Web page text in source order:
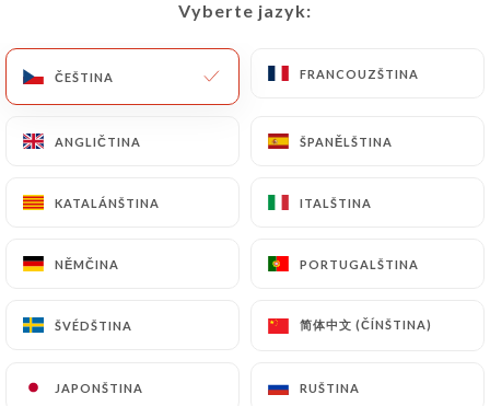
Vyberte jazyk:
ČEŠTINA FRANCOUZŠTINA
ANGLIČTINA ŠPANĚLŠTINA
KATALÁNŠTINA ITALŠTINA
NĚMČINA PORTUGALŠTINA
ŠVÉDŠTINA 简体中文 (ČÍNŠTINA)
JAPONŠTINA RUŠTINA
DOMŮ/KONTAKT
Vyberte jazyk:
ČEŠTINA FRANCOUZŠTINA
ANGLIČTINA ŠPANĚLŠTINA
KATALÁNŠTINA ITALŠTINA
NĚMČINA PORTUGALŠTINA
ŠVÉDŠTINA 简体中文 (ČÍNŠTINA)
JAPONŠTINA RUŠTINA